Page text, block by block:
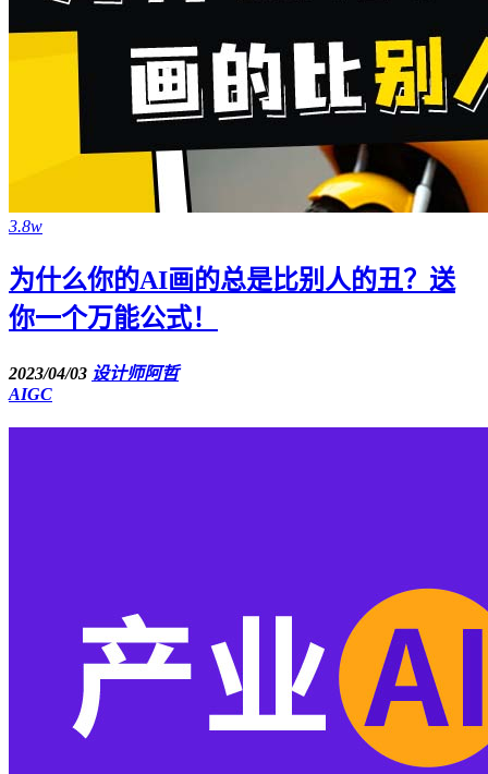
3.8w
为什么你的AI画的总是比别人的丑？送
你一个万能公式！
2023/04/03 设计师阿哲
AIGC